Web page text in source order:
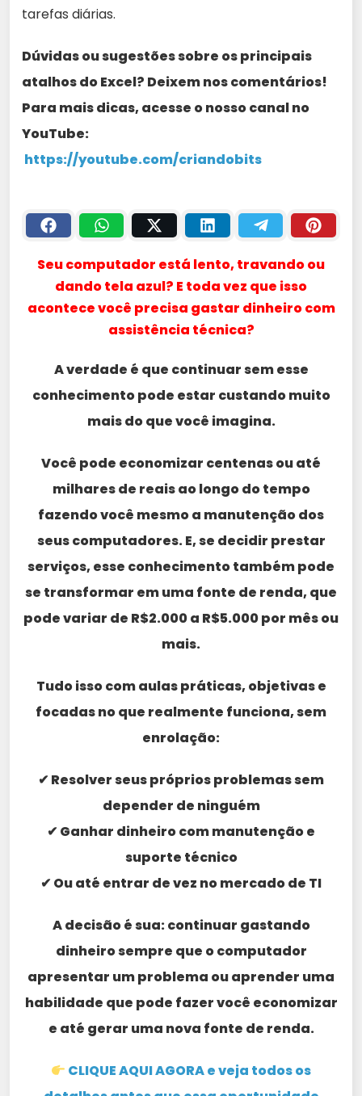
tarefas diárias.
Dúvidas ou sugestões sobre os principais
atalhos do Excel? Deixem nos comentários!
Para mais dicas, acesse o nosso canal no
YouTube:
https://youtube.com/criandobits
Seu computador está lento, travando ou
dando tela azul? E toda vez que isso
acontece você precisa gastar dinheiro com
assistência técnica?
A verdade é que continuar sem esse
conhecimento pode estar custando muito
mais do que você imagina.
Você pode economizar centenas ou até
milhares de reais ao longo do tempo
fazendo você mesmo a manutenção dos
seus computadores. E, se decidir prestar
serviços, esse conhecimento também pode
se transformar em uma fonte de renda, que
pode variar de R$2.000 a R$5.000 por mês ou
mais.
Tudo isso com aulas práticas, objetivas e
focadas no que realmente funciona, sem
enrolação:
✔ Resolver seus próprios problemas sem
depender de ninguém
✔ Ganhar dinheiro com manutenção e
suporte técnico
✔ Ou até entrar de vez no mercado de TI
A decisão é sua: continuar gastando
dinheiro sempre que o computador
apresentar um problema ou aprender uma
habilidade que pode fazer você economizar
e até gerar uma nova fonte de renda.
CLIQUE AQUI AGORA e veja todos os